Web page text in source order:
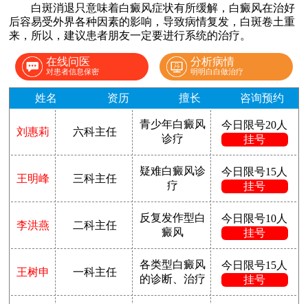
白斑消退只意味着白癜风症状有所缓解，白癜风在治好
后容易受外界各种因素的影响，导致病情复发，白斑卷土重
来，所以，建议患者朋友一定要进行系统的治疗。
在线问医
对患者信息保密
分析病情
明明白白做治疗
姓名 资历 擅长 咨询预约
刘惠莉 六科主任
青少年白癜风
诊疗
今日限号20人
挂号
王明峰 三科主任
疑难白癜风诊
疗
今日限号15人
挂号
李洪燕 二科主任
反复发作型白
癜风
今日限号10人
挂号
王树申 一科主任
各类型白癜风
的诊断、治疗
今日限号15人
挂号